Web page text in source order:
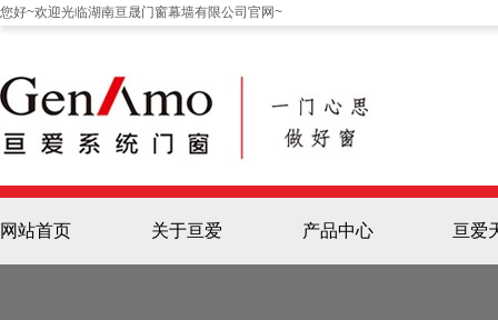
您好~欢迎光临湖南亘晟门窗幕墙有限公司官网~
网站首页 关于亘爱 产品中心 亘爱